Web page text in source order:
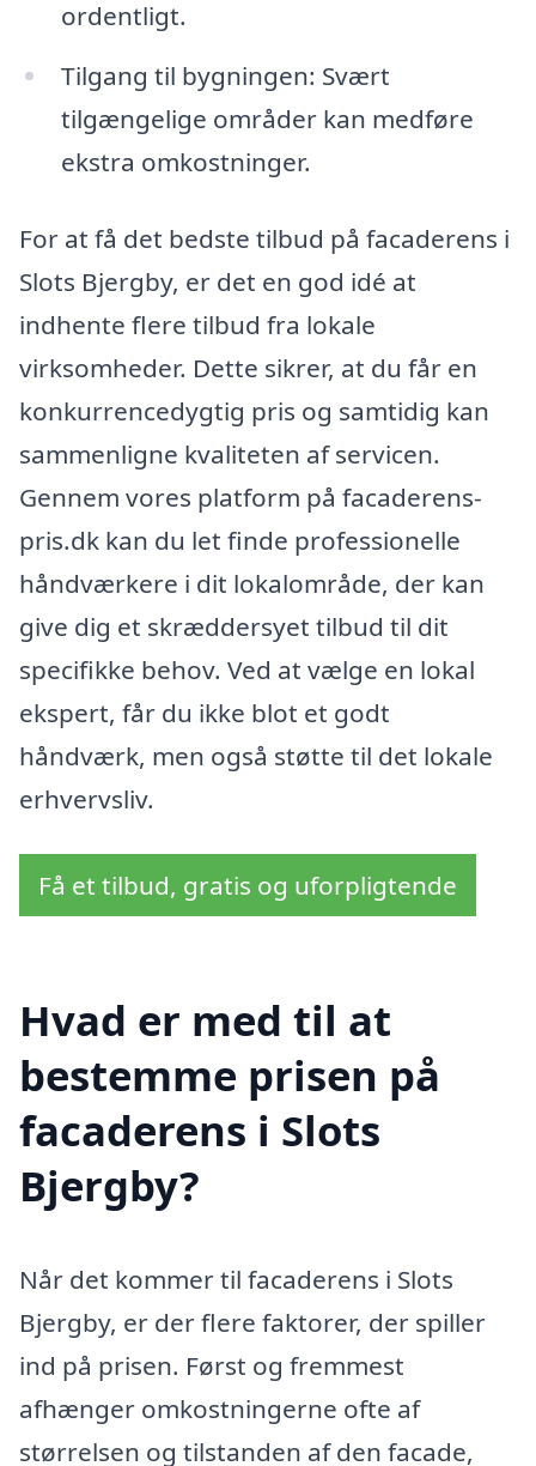
ordentligt.
Tilgang til bygningen: Svært
tilgængelige områder kan medføre
ekstra omkostninger.
For at få det bedste tilbud på facaderens i
Slots Bjergby, er det en god idé at
indhente flere tilbud fra lokale
virksomheder. Dette sikrer, at du får en
konkurrencedygtig pris og samtidig kan
sammenligne kvaliteten af servicen.
Gennem vores platform på facaderens-
pris.dk kan du let finde professionelle
håndværkere i dit lokalområde, der kan
give dig et skræddersyet tilbud til dit
specifikke behov. Ved at vælge en lokal
ekspert, får du ikke blot et godt
håndværk, men også støtte til det lokale
erhvervsliv.
Få et tilbud, gratis og uforpligtende
Hvad er med til at
bestemme prisen på
facaderens i Slots
Bjergby?
Når det kommer til facaderens i Slots
Bjergby, er der flere faktorer, der spiller
ind på prisen. Først og fremmest
afhænger omkostningerne ofte af
størrelsen og tilstanden af den facade,